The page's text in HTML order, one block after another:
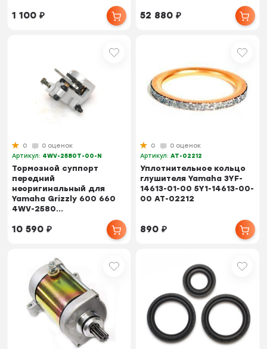
1 100₽ 52 880₽
0
0 оценок
Артикул: 4WV-2580T-00-N
Тормозной суппорт
передний
неоригинальный для
Yamaha Grizzly 600 660
4WV-2580...
10 590₽
0
0 оценок
Артикул:AT-02212
Уплотнительное кольцо
глушителя Yamaha 3YF-
14613-01-00 5Y1-14613-00-
00 AT-02212
890₽